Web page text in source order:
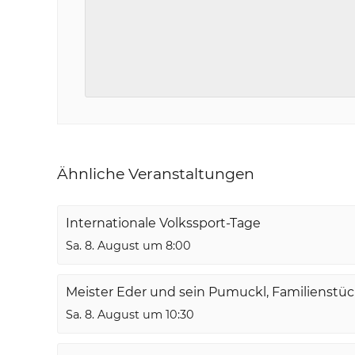
Ähnliche Veranstaltungen
Internationale Volkssport-Tage
Sa. 8. August um 8:00
Meister Eder und sein Pumuckl,
Sa. 8. August um 10:30